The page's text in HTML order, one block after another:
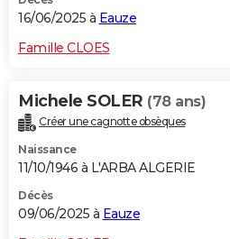
16/06/2025 à Eauze
Famille CLOES
Michele SOLER (78 ans)
Créer une cagnotte obsèques
Naissance
11/10/1946 à L'ARBA ALGERIE
Décès
09/06/2025 à Eauze